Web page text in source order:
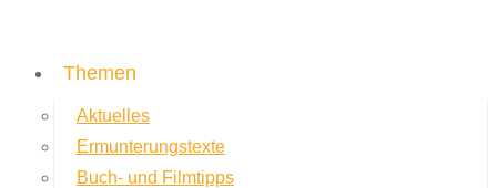
Themen
Aktuelles
Ermunterungstexte
Buch- und Filmtipps